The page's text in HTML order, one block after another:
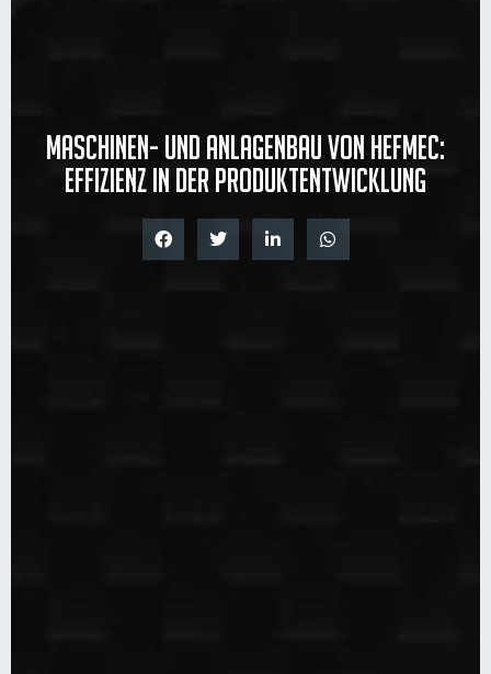
Maschinen- und Anlagenbau von Hefmec:
Effizienz in der Produktentwicklung